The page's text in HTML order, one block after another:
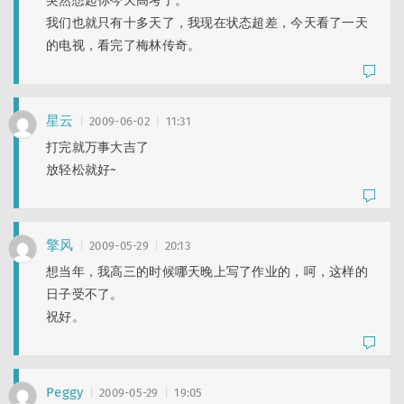
我们也就只有十多天了，我现在状态超差，今天看了一天
的电视，看完了梅林传奇。
星云 2009-06-02 11:31
打完就万事大吉了
放轻松就好~
擎风 2009-05-29 20:13
想当年，我高三的时候哪天晚上写了作业的，呵，这样的
日子受不了。
祝好。
Peggy 2009-05-29 19:05
Peggy
Peggy: 你是神仙！你是人才！！佩服你强大的心脏！！！五一那条还可以加…
Peggy: 要赶各种公共交通，根本算不上松弛。。自己开车才是啊！你是没有…
Peggy: 新时代，可以开个小红书账号了，小众圈子特别适合～
: 完结撒花！
Peggy: 啥重大决定？ 真的好多绿油油草猫！那张图可以发红薯了～